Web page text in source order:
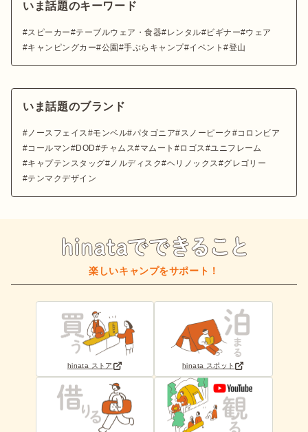
いま話題のキーワード
スピーカー テーブルウェア・食器 レンタル ビギナー
ウェア
キャンピングカー 公園 手ぶらキャンプ イベント 登山
いま話題のブランド
ノースフェイス モンベル パタゴニア スノーピーク
コロンビア
コールマン
DOD チャムス マムート ロゴス
ユニフレーム
キャプテンスタッグ
ノルディスク ヘリノックス
グレゴリー
テンマクデザイン
楽しいキャンプをサポート！
hinata ストア hinata スポット